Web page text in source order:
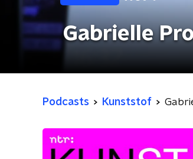
Gabrielle
Podcasts Kunststof